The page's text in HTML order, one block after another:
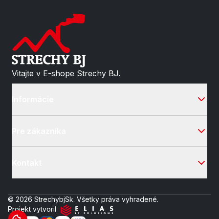
Vitajte v E-shope Strechy BJ.
© 2026 StrechybjSk. Všetky práva vyhradené.
Projekt vytvoril